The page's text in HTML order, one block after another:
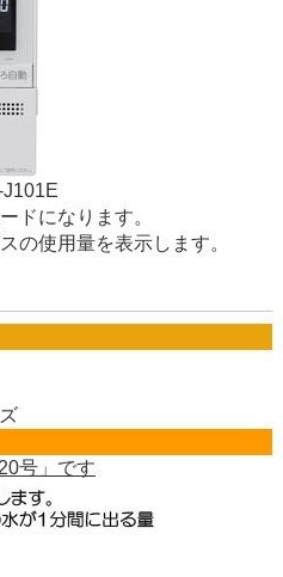
ドになります。
の使用量を表示します。
号」です